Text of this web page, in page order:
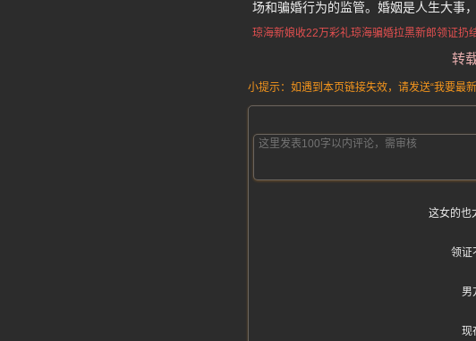
场和骗婚行为的监管。婚姻是人生大事
琼海新娘收22万彩礼琼海骗婚拉黑新郎领证扔
转
小提示：如遇到本页链接失效，请发送“我要最
这女的也
领证
男
现